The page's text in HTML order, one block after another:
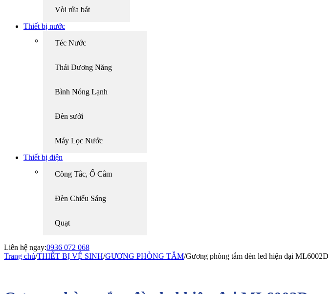
Vòi rửa bát
Thiết bị nước
Téc Nước
Thái Dương Năng
Bình Nóng Lạnh
Đèn sưởi
Máy Lọc Nước
Thiết bị điện
Công Tắc, Ổ Cắm
Đèn Chiếu Sáng
Quạt
Liên hệ ngay:0936 072 068
Trang chủ/THIẾT BỊ VỆ SINH/GƯƠNG PHÒNG TẮM/Gương phòng tắm đèn led hiện đại ML6002D